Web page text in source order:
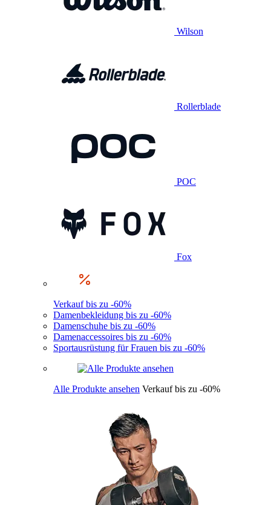
Wilson
Rollerblade
POC
Fox
Verkauf bis zu -60%
Damenbekleidung bis zu -60%
Damenschuhe bis zu -60%
Damenaccessoires bis zu -60%
Sportausrüstung für Frauen bis zu -60%
Alle Produkte ansehen Verkauf bis zu -60%